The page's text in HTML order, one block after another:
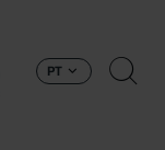
PT